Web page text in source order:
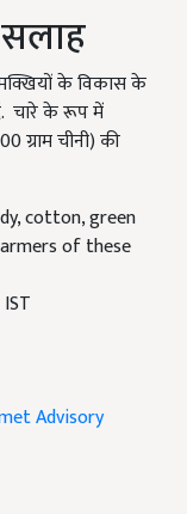
के विकास के
चारे के रूप में
ग्राम चीनी) की
cotton, green
of these
Advisory